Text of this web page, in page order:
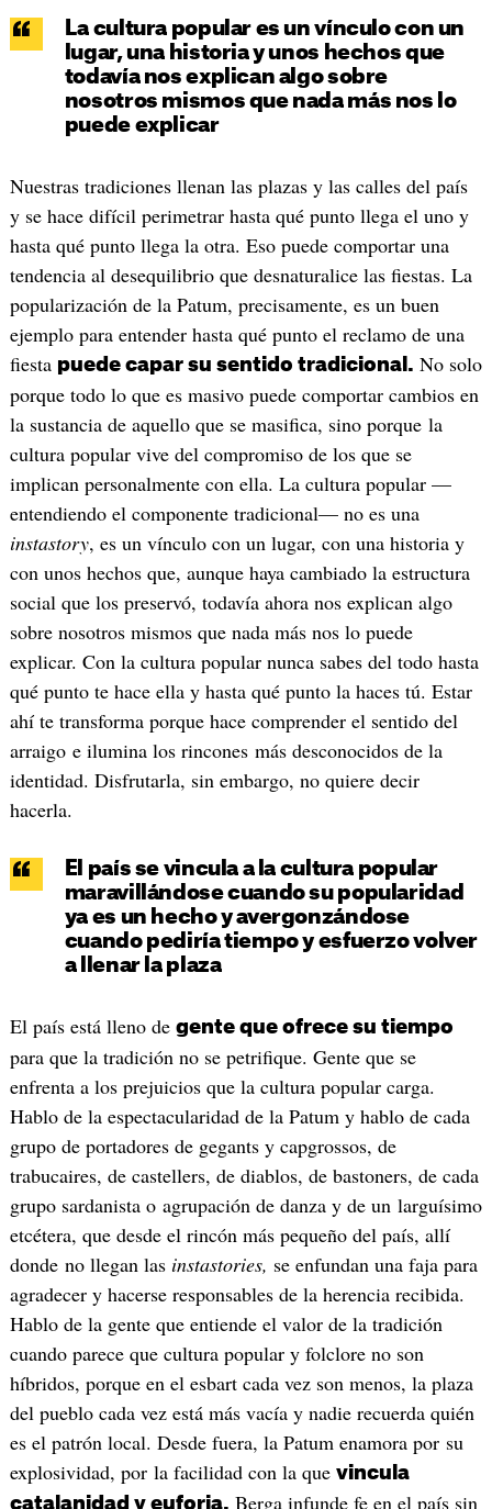
La cultura popular es un vínculo con un
lugar, una historia y unos hechos que
todavía nos explican algo sobre
nosotros mismos que nada más nos lo
puede explicar
Nuestras tradiciones llenan las plazas y las calles del país
y se hace difícil perimetrar hasta qué punto llega el uno y
hasta qué punto llega la otra. Eso puede comportar una
tendencia al desequilibrio que desnaturalice las fiestas. La
popularización de la Patum, precisamente, es un buen
ejemplo para entender hasta qué punto el reclamo de una
fiesta puede capar su sentido tradicional. No solo
porque todo lo que es masivo puede comportar cambios en
la sustancia de aquello que se masifica, sino porque la
cultura popular vive del compromiso de los que se
implican personalmente con ella. La cultura popular —
entendiendo el componente tradicional— no es una
instastory, es un vínculo con un lugar, con una historia y
con unos hechos que, aunque haya cambiado la estructura
social que los preservó, todavía ahora nos explican algo
sobre nosotros mismos que nada más nos lo puede
explicar. Con la cultura popular nunca sabes del todo hasta
qué punto te hace ella y hasta qué punto la haces tú. Estar
ahí te transforma porque hace comprender el sentido del
arraigo e ilumina los rincones más desconocidos de la
identidad. Disfrutarla, sin embargo, no quiere decir
hacerla.
El país se vincula a la cultura popular
maravillándose cuando su popularidad
ya es un hecho y avergonzándose
cuando pediría tiempo y esfuerzo volver
a llenar la plaza
El país está lleno de gente que ofrece su tiempo
para que la tradición no se petrifique. Gente que se
enfrenta a los prejuicios que la cultura popular carga.
Hablo de la espectacularidad de la Patum y hablo de cada
grupo de portadores de gegants y capgrossos, de
trabucaires, de castellers, de diablos, de bastoners, de cada
grupo sardanista o agrupación de danza y de un larguísimo
etcétera, que desde el rincón más pequeño del país, allí
donde no llegan las instastories, se enfundan una faja para
agradecer y hacerse responsables de la herencia recibida.
Hablo de la gente que entiende el valor de la tradición
cuando parece que cultura popular y folclore no son
híbridos, porque en el esbart cada vez son menos, la plaza
del pueblo cada vez está más vacía y nadie recuerda quién
es el patrón local. Desde fuera, la Patum enamora por su
explosividad, por la facilidad con la que vincula
catalanidad y euforia. Berga infunde fe en el país sin